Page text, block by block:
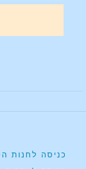
כניסה לחנות